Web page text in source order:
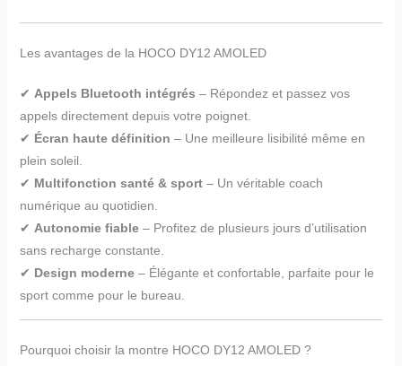
Les avantages de la HOCO DY12 AMOLED
✔ Appels Bluetooth intégrés – Répondez et passez vos
appels directement depuis votre poignet.
✔ Écran haute définition – Une meilleure lisibilité même en
plein soleil.
✔ Multifonction santé & sport– Un véritable coach
numérique au quotidien.
✔ Autonomie fiable– Profitez de plusieurs jours d’utilisation
sans recharge constante.
✔ Design moderne– Élégante et confortable, parfaite pour le
sport comme pour le bureau.
Pourquoi choisir la montre HOCO DY12 AMOLED ?